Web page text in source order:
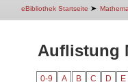
eBibliothek Startseite ➤
Auflistung
0-9 A B C D E